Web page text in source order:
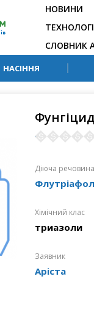
НОВИНИ
СЛОВНИК
НАСІННЯ
Діюча речовина
Флутріафол
Хімічний клас
триазоли
Заявник
Аріста